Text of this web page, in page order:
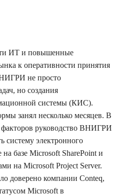
ИТ и повышенные
к оперативности принятия
не просто
но создания
системы (КИС).
занял несколько месяцев. В
факторов руководство ВНИГРИ
систему электронного
базе Microsoft SharePoint и
на Microsoft Project Server.
доверено компании Conteq,
Microsoft в